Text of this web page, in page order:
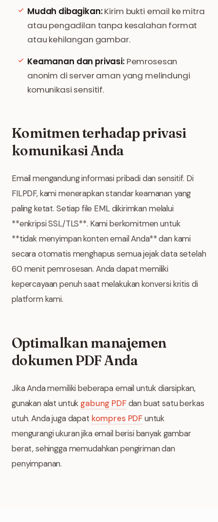
Mudah dibagikan:Kirim bukti email ke mitra
atau pengadilan tanpa kesalahan format
atau kehilangan gambar.
Keamanan dan privasi:Pemrosesan
anonim di server aman yang melindungi
komunikasi sensitif.
Komitmen terhadap privasi
komunikasi Anda
Email mengandung informasi pribadi dan sensitif. Di
FILPDF, kami menerapkan standar keamanan yang
paling ketat. Setiap file EML dikirimkan melalui
**enkripsi SSL/TLS**. Kami berkomitmen untuk
**tidak menyimpan konten email Anda** dan kami
secara otomatis menghapus semua jejak data setelah
60 menit pemrosesan. Anda dapat memiliki
kepercayaan penuh saat melakukan konversi kritis di
platform kami.
Optimalkan manajemen
dokumen PDF Anda
Jika Anda memiliki beberapa email untuk diarsipkan,
gunakan alat untuk gabung PDFdan buat satu berkas
utuh. Anda juga dapat kompres PDFuntuk
mengurangi ukuran jika email berisi banyak gambar
berat, sehingga memudahkan pengiriman dan
penyimpanan.